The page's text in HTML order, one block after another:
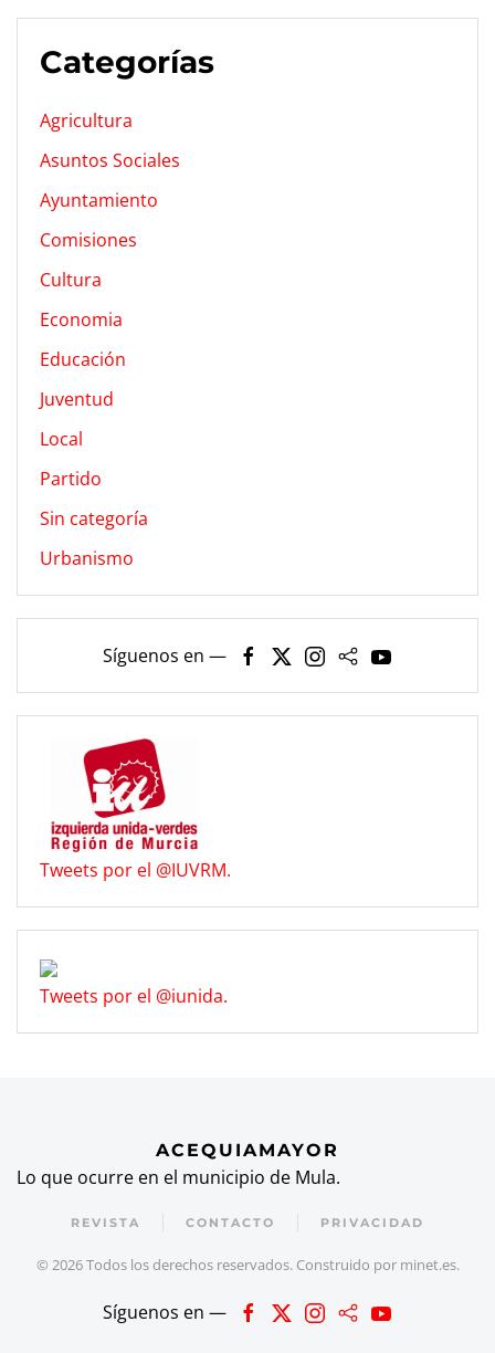
Categorías
Agricultura
Asuntos Sociales
Ayuntamiento
Comisiones
Cultura
Economia
Educación
Juventud
Local
Partido
Sin categoría
Urbanismo
Síguenos en —
Tweets por el @IUVRM.
Tweets por el @iunida.
ACEQUIAMAYOR
Lo que ocurre en el municipio de Mula.
REVISTA CONTACTO PRIVACIDAD
© 2026Todos los derechos reservados. Construido por minet.es.
Síguenos en —